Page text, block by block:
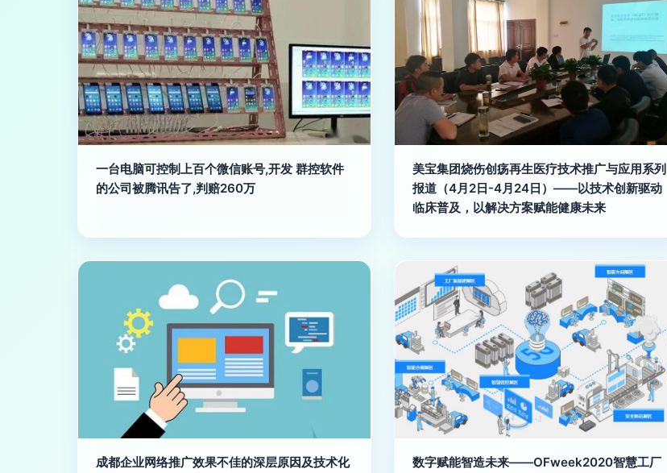
一台电脑可控制上百个微信账号,开发 群控软件
的公司被腾讯告了,判赔260万
美宝集团烧伤创疡再生医疗技术推广与应用系列
报道（4月2日-4月24日）——以技术创新驱动
临床普及，以解决方案赋能健康未来
成都企业网络推广效果不佳的深层原因及技术化
数字赋能智造未来——OFweek2020智慧工厂